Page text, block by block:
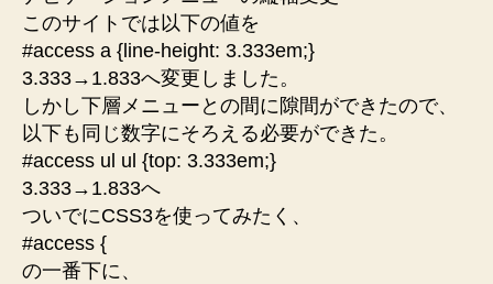
このサイトでは以下の値を
#access a {line-height: 3.333em;}
3.333→1.833へ変更しました。
しかし下層メニューとの間に隙間ができたので、
以下も同じ数字にそろえる必要ができた。
#access ul ul {top: 3.333em;}
3.333→1.833へ
ついでにCSS3を使ってみたく、
#access {
の一番下に、